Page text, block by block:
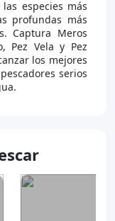
especies más
profundas más
Captura Meros
Pez Vela y Pez
los mejores
serios